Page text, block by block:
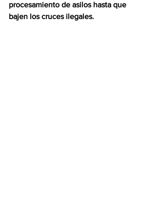
procesamiento de asilos hasta que
bajen los cruces ilegales.